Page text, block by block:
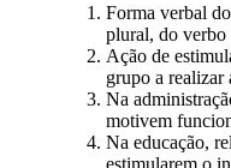
Forma verbal
plural, do verbo
Ação de
grupo a realizar
Na
motivem
Na educação,
estimularem o